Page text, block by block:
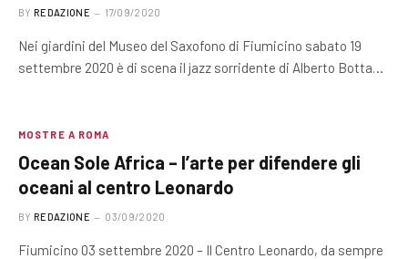
BY REDAZIONE 17/09/2020
Nei giardini del Museo del Saxofono di Fiumicino sabato 19
settembre 2020 è di scena il jazz sorridente di Alberto Botta…
MOSTRE A ROMA
Ocean Sole Africa – l’arte per difendere gli
oceani al centro Leonardo
BY REDAZIONE 03/09/2020
Fiumicino 03 settembre 2020 – Il Centro Leonardo, da sempre